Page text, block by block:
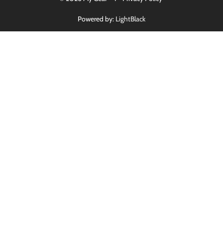
Powered by: LightBlack